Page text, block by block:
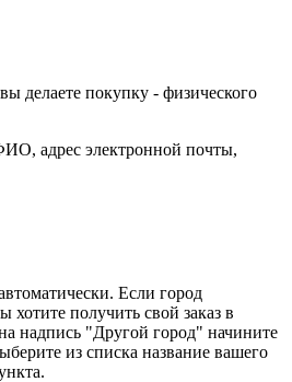
делаете покупку - физического
адрес электронной почты,
Если город
хотите получить свой заказ в
надпись "Другой город" начините
из списка название вашего